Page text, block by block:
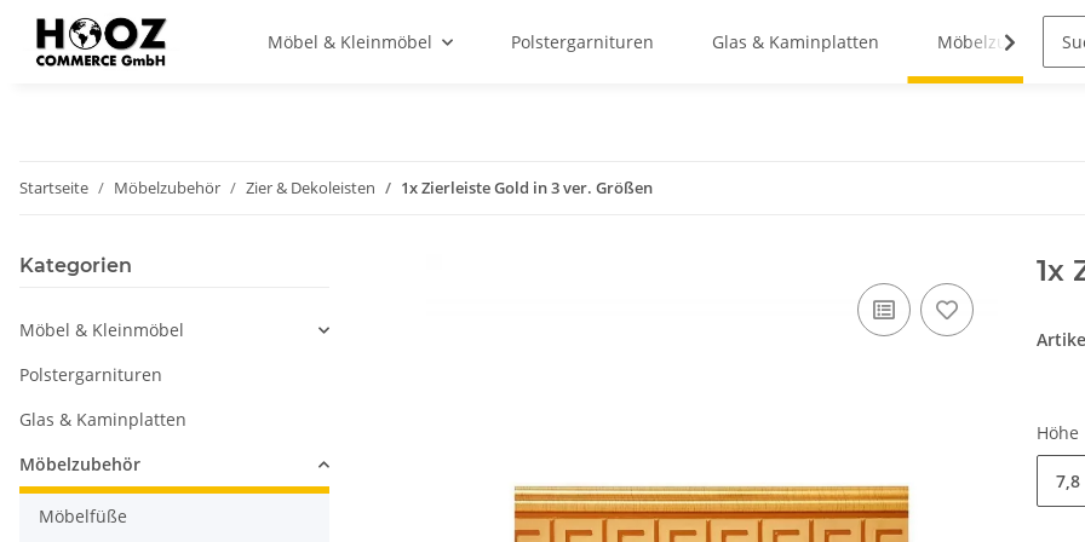
Möbel & Kleinmöbel Polstergarnituren Glas & Kaminplatten Möbelzubehör
Startseite Möbelzubehör Zier & Dekoleisten 1x Zierleiste Gold in 3 ver. Größen
1x
Höhe
7,8
Kategorien
Möbel & Kleinmöbel
Polstergarnituren
Glas & Kaminplatten
Möbelzubehör
Möbelfüße